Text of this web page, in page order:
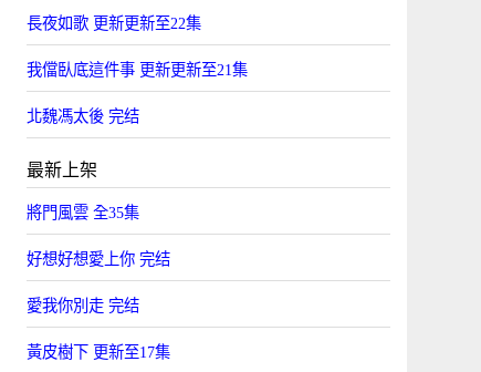
長夜如歌 更新更新至22集
我儅臥底這件事 更新更新至21集
北魏馮太後 完结
最新上架
將門風雲 全35集
好想好想愛上你 完结
愛我你別走 完结
黃皮樹下 更新至17集